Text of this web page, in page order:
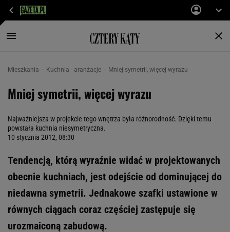
Mieszkania Kuchnia - aranżacje Mniej symetrii, więcej wyrazu
Mniej symetrii, więcej wyrazu
Najważniejsza w projekcie tego wnętrza była różnorodność. Dzięki temu
powstała kuchnia niesymetryczna.
10 stycznia 2012, 08:30
Tendencją, którą wyraźnie widać w projektowanych
obecnie kuchniach, jest odejście od dominującej do
niedawna symetrii. Jednakowe szafki ustawione w
równych ciągach coraz częściej zastępuje się
urozmaiconą zabudową.